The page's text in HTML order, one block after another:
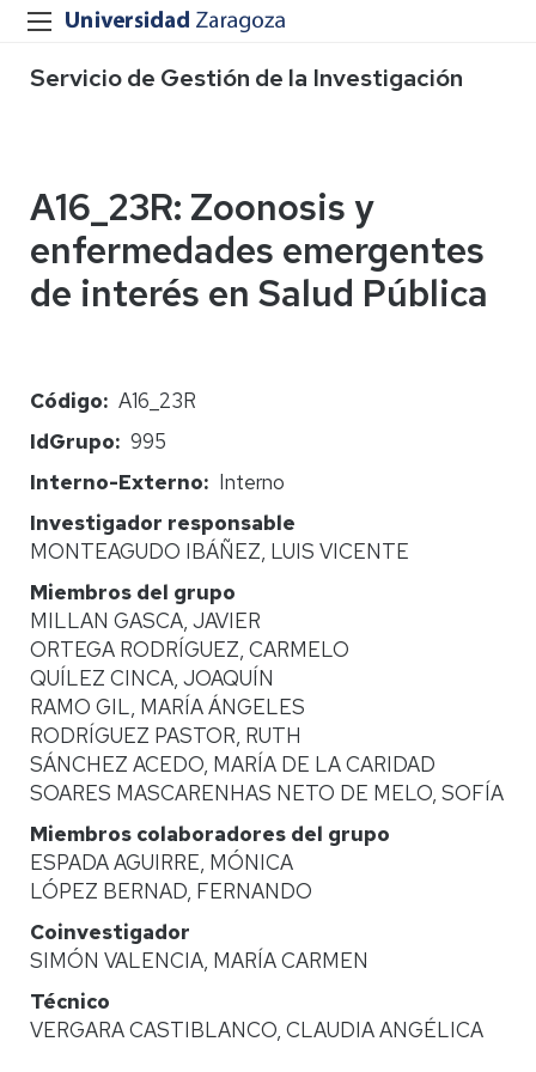
Servicio de Gestión de la Investigación
A16_23R: Zoonosis y
enfermedades emergentes
de interés en Salud Pública
Código
A16_23R
IdGrupo
995
Interno-Externo
Interno
Investigador responsable
MONTEAGUDO IBÁÑEZ, LUIS VICENTE
Miembros del grupo
MILLAN GASCA, JAVIER
ORTEGA RODRÍGUEZ, CARMELO
QUÍLEZ CINCA, JOAQUÍN
RAMO GIL, MARÍA ÁNGELES
RODRÍGUEZ PASTOR, RUTH
SÁNCHEZ ACEDO, MARÍA DE LA CARIDAD
SOARES MASCARENHAS NETO DE MELO, SOFÍA
Miembros colaboradores del grupo
ESPADA AGUIRRE, MÓNICA
LÓPEZ BERNAD, FERNANDO
Coinvestigador
SIMÓN VALENCIA, MARÍA CARMEN
Técnico
VERGARA CASTIBLANCO, CLAUDIA ANGÉLICA